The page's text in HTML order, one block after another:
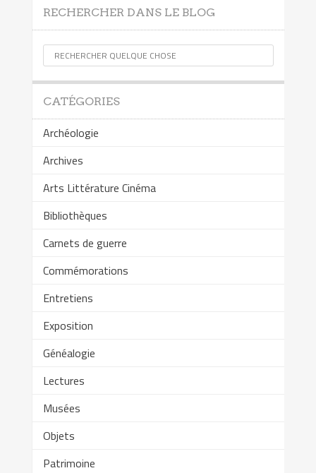
RECHERCHER DANS LE BLOG
CATÉGORIES
Archéologie
Archives
Arts Littérature Cinéma
Bibliothèques
Carnets de guerre
Commémorations
Entretiens
Exposition
Généalogie
Lectures
Musées
Objets
Patrimoine